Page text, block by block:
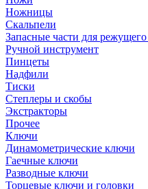
Ножницы
Скальпели
Запасные части для
Ручной инструмент
Пинцеты
Надфили
Тиски
Степлеры и скобы
Экстракторы
Прочее
Ключи
Динамометрические ключи
Гаечные ключи
Разводные ключи
Торцевые ключи и головки